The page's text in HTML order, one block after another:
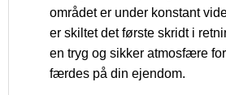
området er under konstant
er skiltet det første skridt i
en tryg og sikker atmosfære
færdes på din ejendom.